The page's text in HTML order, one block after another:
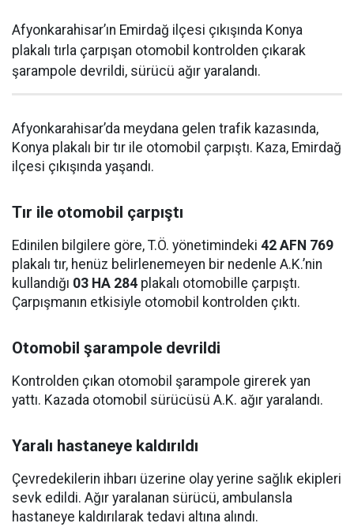
Afyonkarahisar’ın Emirdağ ilçesi çıkışında Konya
plakalı tırla çarpışan otomobil kontrolden çıkarak
şarampole devrildi, sürücü ağır yaralandı.
Afyonkarahisar’da meydana gelen trafik kazasında,
Konya plakalı bir tır ile otomobil çarpıştı. Kaza, Emirdağ
ilçesi çıkışında yaşandı.
Tır ile otomobil çarpıştı
Edinilen bilgilere göre, T.Ö. yönetimindeki 42 AFN 769
plakalı tır, henüz belirlenemeyen bir nedenle A.K.’nin
kullandığı 03 HA 284 plakalı otomobille çarpıştı.
Çarpışmanın etkisiyle otomobil kontrolden çıktı.
Otomobil şarampole devrildi
Kontrolden çıkan otomobil şarampole girerek yan
yattı. Kazada otomobil sürücüsü A.K. ağır yaralandı.
Yaralı hastaneye kaldırıldı
Çevredekilerin ihbarı üzerine olay yerine sağlık ekipleri
sevk edildi. Ağır yaralanan sürücü, ambulansla
hastaneye kaldırılarak tedavi altına alındı.